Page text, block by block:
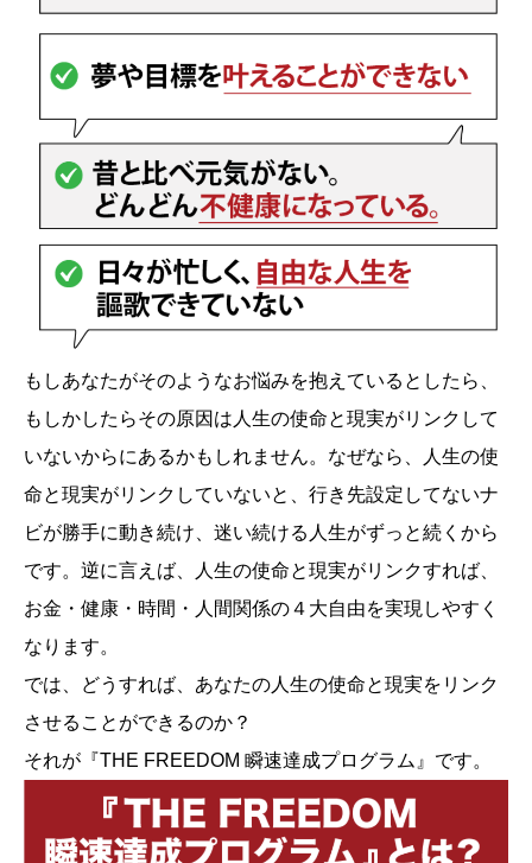
もしあなたがそのようなお悩みを抱えているとしたら、
もしかしたらその原因は人生の使命と現実がリンクして
いないからにあるかもしれません。なぜなら、人生の使
命と現実がリンクしていないと、行き先設定してないナ
ビが勝手に動き続け、迷い続ける人生がずっと続くから
です。逆に言えば、人生の使命と現実がリンクすれば、
お金・健康・時間・人間関係の４大自由を実現しやすく
なります。
では、どうすれば、あなたの人生の使命と現実をリンク
させることができるのか？
それが『THE FREEDOM 瞬速達成プログラム』です。